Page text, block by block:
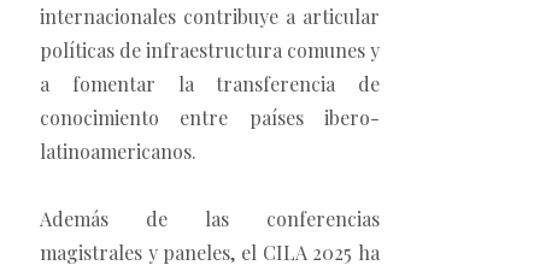
internacionales contribuye a articular
políticas de infraestructura comunes y
a fomentar la transferencia de
conocimiento entre países ibero-
latinoamericanos.
Además de las conferencias
magistrales y paneles, el CILA 2025 ha